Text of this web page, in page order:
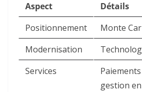
Aspect
Détails
Positionnement
Monte
Modernisation
Services
gestion